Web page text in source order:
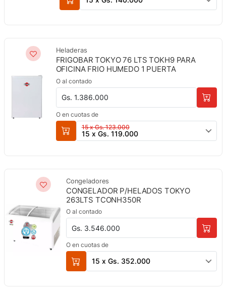
Heladeras
FRIGOBAR TOKYO 76 LTS TOKH9 PARA
OFICINA FRIO HUMEDO 1 PUERTA
O al contado
Gs. 1.386.000
O en cuotas de
15 x Gs. 123.000
15 x Gs. 119.000
Congeladores
CONGELADOR P/HELADOS TOKYO
263LTS TCONH350R
O al contado
Gs. 3.546.000
O en cuotas de
15 x Gs. 352.000